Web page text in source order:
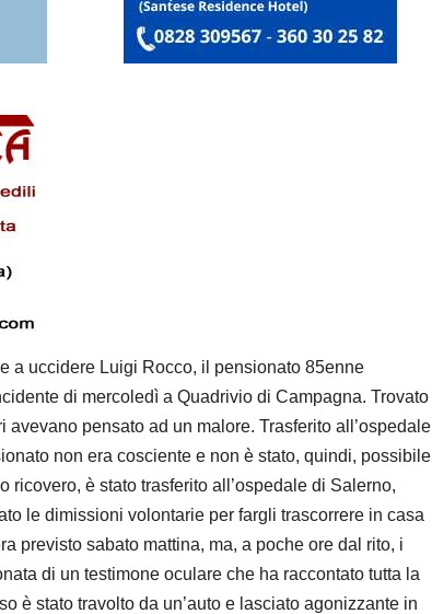
a uccidere Luigi Rocco, il pensionato 85enne
di mercoledì a Quadrivio di Campagna. Trovato
avevano pensato ad un malore. Trasferito all’ospedale
non era cosciente e non è stato, quindi, possibile
ricovero, è stato trasferito all’ospedale di Salerno,
le dimissioni volontarie per fargli trascorrere in casa
previsto sabato mattina, ma, a poche ore dal rito, i
di un testimone oculare che ha raccontato tutta la
è stato travolto da un’auto e lasciato agonizzante in